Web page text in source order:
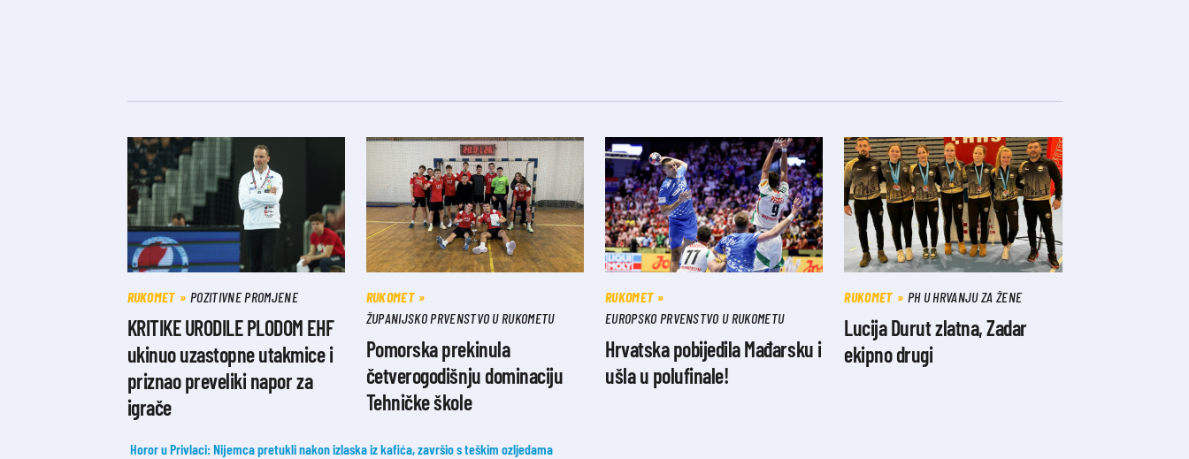
RUKOMET POZITIVNE PROMJENE
KRITIKE URODILE PLODOM EHF
ukinuo uzastopne utakmice i
priznao preveliki napor za
igrače
RUKOMET
ŽUPANIJSKO PRVENSTVO U RUKOMETU
Pomorska prekinula
četverogodišnju dominaciju
Tehničke škole
RUKOMET
EUROPSKO PRVENSTVO U RUKOMETU
Hrvatska pobijedila Mađarsku i
ušla u polufinale!
RUKOMET PH U HRVANJU ZA ŽENE
Lucija Durut zlatna, Zadar
ekipno drugi
Horor u Privlaci: Nijemca pretukli nakon izlaska iz kafića, završio s teškim ozljedama